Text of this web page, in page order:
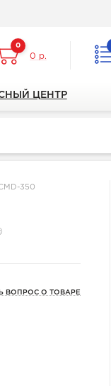
0
0 р.
ЦЕНТР
350
ВОПРОС О ТОВАРЕ